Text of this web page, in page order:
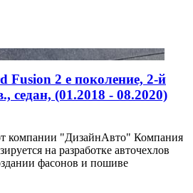
Fusion 2 е поколение, 2-й
седан, (01.2018 - 08.2020)
компании "ДизайнАвто" Компания
на разработке авточехлов
фасонов и пошиве